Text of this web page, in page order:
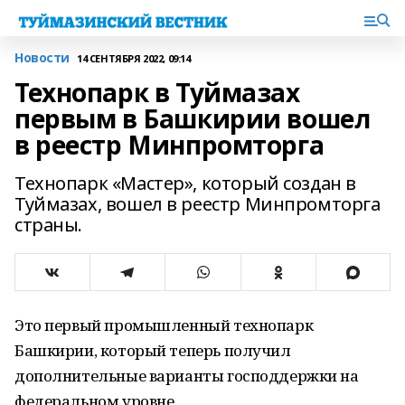
Новости 14 СЕНТЯБРЯ 2022, 09:14
Технопарк в Туймазах
первым в Башкирии вошел
в реестр Минпромторга
Технопарк «Мастер», который создан в
Туймазах, вошел в реестр Минпромторга
страны.
Это первый промышленный технопарк
Башкирии, который теперь получил
дополнительные варианты господдержки на